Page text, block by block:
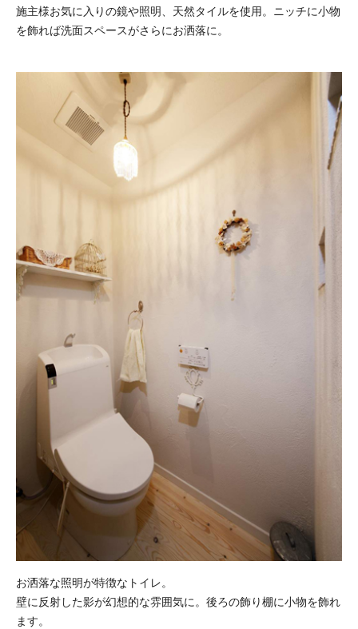
施主様お気に入りの鏡や照明、天然タイルを使用。ニッチに小物
を飾れば洗面スペースがさらにお洒落に。
お洒落な照明が特徴なトイレ。
壁に反射した影が幻想的な雰囲気に。後ろの飾り棚に小物を飾れ
ます。